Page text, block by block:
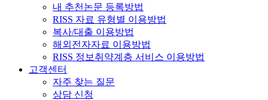
내 추천논문 등록방법
RISS 자료 유형별 이용방법
복사/대출 이용방법
해외전자자료 이용방법
RISS 정보취약계층 서비스 이용방법
고객센터
자주 찾는 질문
상담 신청